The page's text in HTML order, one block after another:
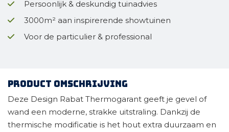
Persoonlijk & deskundig tuinadvies
3000m² aan inspirerende showtuinen
Voor de particulier & professional
Product omschrijving
Deze Design Rabat Thermogarant geeft je gevel of
wand een moderne, strakke uitstraling. Dankzij de
thermische modificatie is het hout extra duurzaam en